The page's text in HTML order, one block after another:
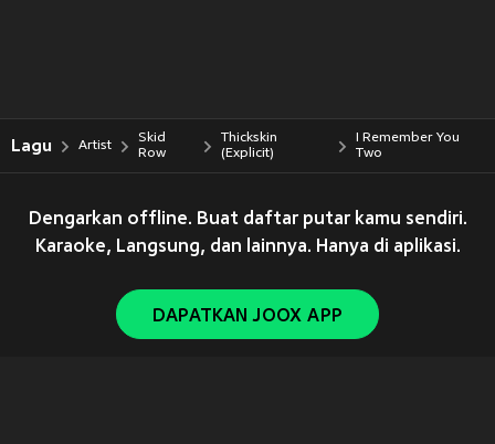
Lagu Artist
Skid
Row
Thickskin
(Explicit)
I Remember You
Two
Dengarkan offline. Buat daftar putar kamu sendiri.
Karaoke, Langsung, dan lainnya. Hanya di aplikasi.
DAPATKAN JOOX APP